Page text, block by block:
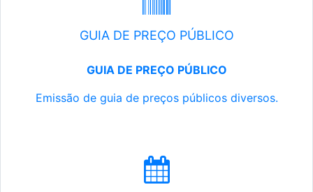
GUIA DE PREÇO PÚBLICO
GUIA DE PREÇO PÚBLICO
Emissão de guia de preços públicos diversos.